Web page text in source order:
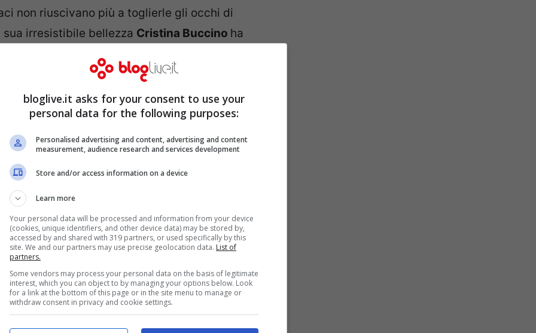
non riuscivano più a toglierle gli occhi di
irresistibile bellezza Cristina Buccino ha
con un look da urlo fa
e sensualità da
bloglive.it asks for your consent to use your
personal data for the following purposes:
Personalised advertising and content, advertising and content
measurement, audience research and services development
Store and/or access information on a device
Learn more
Your personal data will be processed and information from your device
(cookies, unique identifiers, and other device data) may be stored by,
accessed by and shared with 319 partners, or used specifically by this
site. We and our partners may use precise geolocation data. List of
partners.
Some vendors may process your personal data on the basis of legitimate
interest, which you can object to by managing your options below. Look
for a link at the bottom of this page or in the site menu to manage or
withdraw consent in privacy and cookie settings.